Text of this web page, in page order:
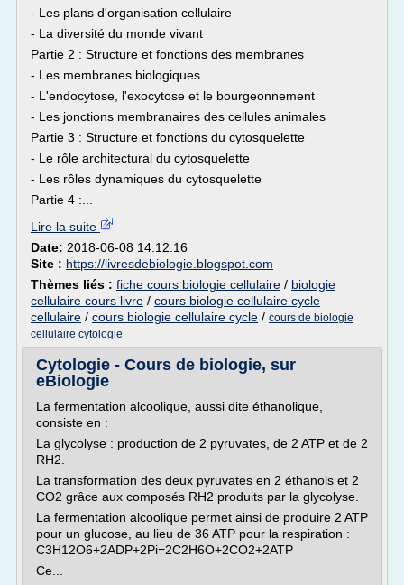
- Les plans d'organisation cellulaire
- La diversité du monde vivant
Partie 2 : Structure et fonctions des membranes
- Les membranes biologiques
- L'endocytose, l'exocytose et le bourgeonnement
- Les jonctions membranaires des cellules animales
Partie 3 : Structure et fonctions du cytosquelette
- Le rôle architectural du cytosquelette
- Les rôles dynamiques du cytosquelette
Partie 4 :...
Lire la suite
Date: 2018-06-08 14:12:16
Site : https://livresdebiologie.blogspot.com
Thèmes liés : fiche cours biologie cellulaire / biologie
cellulaire cours livre / cours biologie cellulaire cycle
cellulaire / cours biologie cellulaire cycle / cours de biologie
cellulaire cytologie
Cytologie - Cours de biologie, sur
eBiologie
La fermentation alcoolique, aussi dite éthanolique,
consiste en :
La glycolyse : production de 2 pyruvates, de 2 ATP et de 2
RH2.
La transformation des deux pyruvates en 2 éthanols et 2
CO2 grâce aux composés RH2 produits par la glycolyse.
La fermentation alcoolique permet ainsi de produire 2 ATP
pour un glucose, au lieu de 36 ATP pour la respiration :
C3H12O6+2ADP+2Pi=2C2H6O+2CO2+2ATP
Ce...